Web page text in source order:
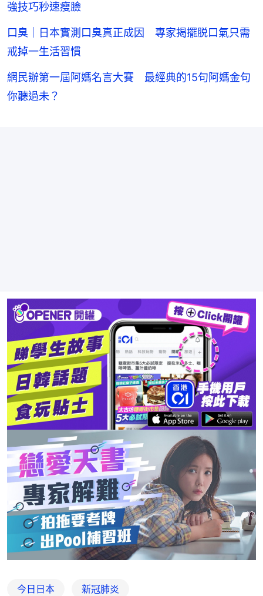
強技巧秒速瘦臉
口臭｜日本實測口臭真正成因 專家揭擺脱口氣只需
戒掉一生活習慣
網民辦第一屆阿媽名言大賽 最經典的15句阿媽金句
你聽過未？
今日日本 新冠肺炎